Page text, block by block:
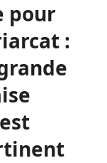
pour
: